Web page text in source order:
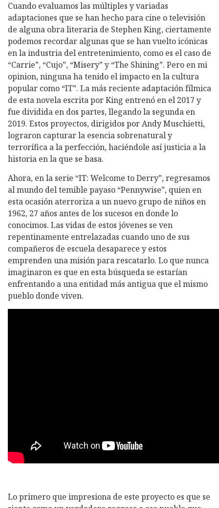
Cuando evaluamos las múltiples y variadas
adaptaciones que se han hecho para cine o televisión
de alguna obra literaria de Stephen King, ciertamente
podemos recordar algunas que se han vuelto icónicas
en la industria del entretenimiento, como es el caso de
“Carrie”, “Cujo”, “Misery” y “The Shining”. Pero en mi
opinion, ninguna ha tenido el impacto en la cultura
popular como “IT”. La más reciente adaptación fílmica
de esta novela escrita por King entrenó en el 2017 y
fue dividida en dos partes, llegando la segunda en
2019. Estos proyectos, dirigidos por Andy Muschietti,
lograron capturar la esencia sobrenatural y
terrorífica a la perfección, haciéndole así justicia a la
historia en la que se basa.
Ahora, en la serie “IT: Welcome to Derry”, regresamos
al mundo del temible payaso “Pennywise”, quien en
esta ocasión aterroriza a un nuevo grupo de niños en
1962, 27 años antes de los sucesos en donde lo
conocimos. Las vidas de estos jóvenes se ven
repentinamente entrelazadas cuando uno de sus
compañeros de escuela desaparece y estos
emprenden una misión para rescatarlo. Lo que nunca
imaginaron es que en esta búsqueda se estarían
enfrentando a una entidad más antigua que el mismo
pueblo donde viven.
Lo primero que impresiona de este proyecto es que se